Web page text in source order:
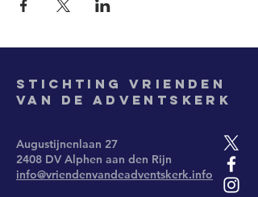
Stichting Vrienden
van de Adventskerk
Augustijnenlaan 27
2408 DV Alphen aan den Rijn
info@vriendenvandeadventskerk.info